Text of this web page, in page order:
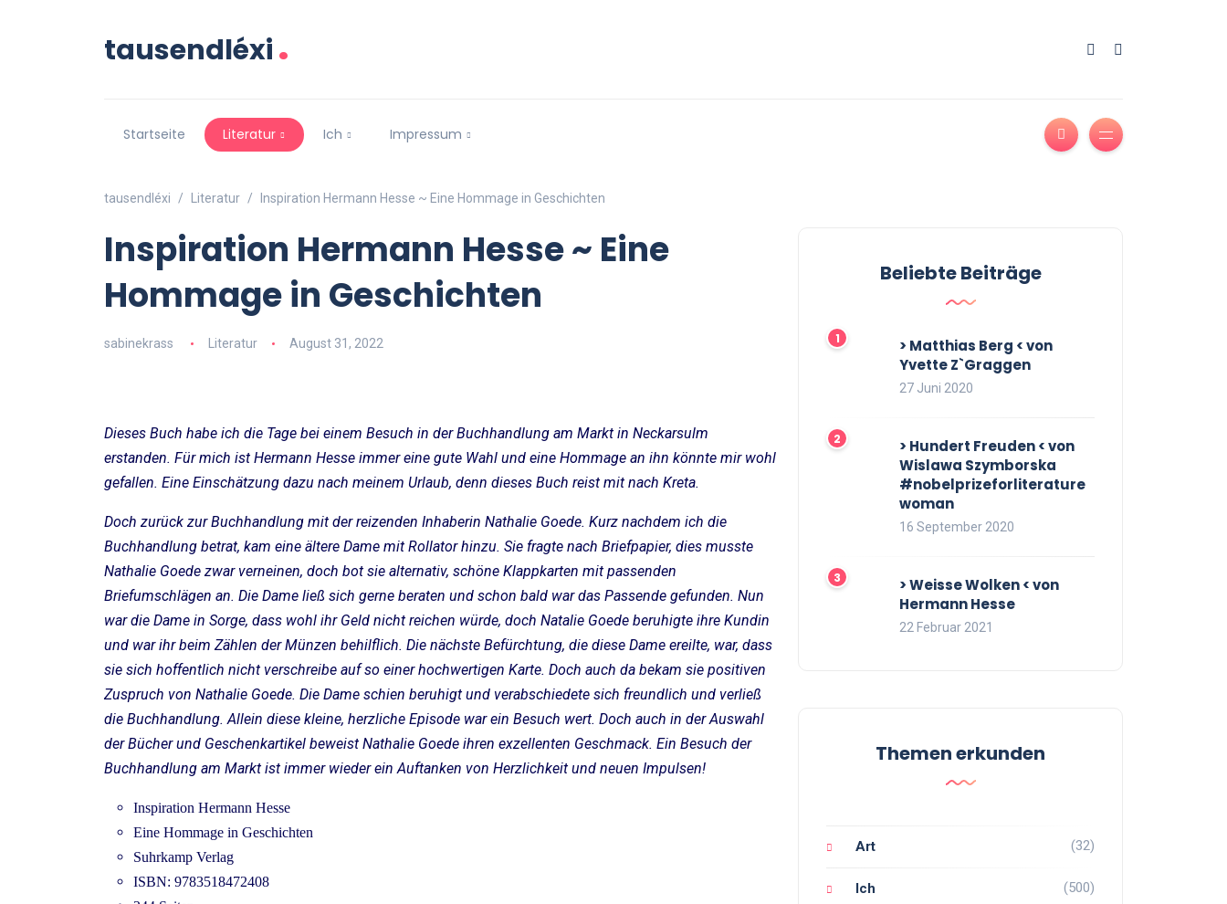
tausendléxi.
Startseite Literatur Ich Impressum
tausendléxi Literatur Inspiration Hermann Hesse ~ Eine Hommage in Geschichten
Inspiration Hermann Hesse ~ Eine
Hommage in Geschichten
sabinekrass Literatur August 31, 2022
Dieses Buch habe ich die Tage bei einem Besuch in der Buchhandlung am Markt in Neckarsulm
erstanden. Für mich ist Hermann Hesse immer eine gute Wahl und eine Hommage an ihn könnte mir wohl
gefallen. Eine Einschätzung dazu nach meinem Urlaub, denn dieses Buch reist mit nach Kreta.
Doch zurück zur Buchhandlung mit der reizenden Inhaberin Nathalie Goede. Kurz nachdem ich die
Buchhandlung betrat, kam eine ältere Dame mit Rollator hinzu. Sie fragte nach Briefpapier, dies musste
Nathalie Goede zwar verneinen, doch bot sie alternativ, schöne Klappkarten mit passenden
Briefumschlägen an. Die Dame ließ sich gerne beraten und schon bald war das Passende gefunden. Nun
war die Dame in Sorge, dass wohl ihr Geld nicht reichen würde, doch Natalie Goede beruhigte ihre Kundin
und war ihr beim Zählen der Münzen behilflich. Die nächste Befürchtung, die diese Dame ereilte, war, dass
sie sich hoffentlich nicht verschreibe auf so einer hochwertigen Karte. Doch auch da bekam sie positiven
Zuspruch von Nathalie Goede. Die Dame schien beruhigt und verabschiedete sich freundlich und verließ
die Buchhandlung. Allein diese kleine, herzliche Episode war ein Besuch wert. Doch auch in der Auswahl
der Bücher und Geschenkartikel beweist Nathalie Goede ihren exzellenten Geschmack. Ein Besuch der
Buchhandlung am Markt ist immer wieder ein Auftanken von Herzlichkeit und neuen Impulsen!
Inspiration Hermann Hesse
Eine Hommage in Geschichten
Suhrkamp Verlag
ISBN: 9783518472408
Beliebte Beiträge
> Matthias Berg < von
Yvette Z`Graggen
27 Juni 2020
> Hundert Freuden < von
Wislawa Szymborska
#nobelprizeforliterature
woman
16 September 2020
> Weisse Wolken < von
Hermann Hesse
22 Februar 2021
Themen erkunden
Art (32)
Ich (500)